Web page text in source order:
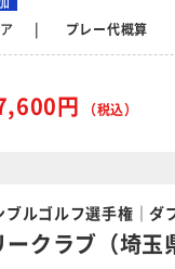
プレー代概算
円 （税込）
ルゴルフ選手権｜ダ
クラブ（埼玉